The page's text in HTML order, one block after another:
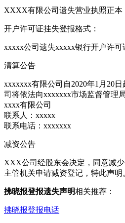
XXXX有限公司遗失营业执照正
开户许可证挂失登报格式：
xxxxx公司遗失xxxxx银行开户许可
清算公告
xxxxxxx有限公司自2020年1月20
司将依法向xxxxxxx市场监督管理
xxxx有限公司
联系人：xxxxx
联系电话：xxxxxxx
减资公告
XXX公司经股东会决定，同意减
主管机关申请减资登记，特此声
拂晓报登报遗失声明相关推荐：
拂晓报登报电话